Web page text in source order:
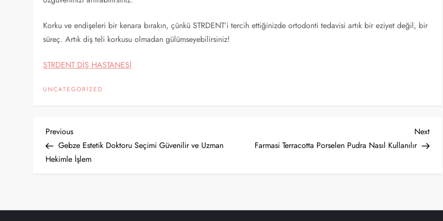
Korku ve endişeleri bir kenara bırakın, çünkü STRDENT’i tercih ettiğinizde ortodonti tedavisi artık bir eziyet değil, bir
süreç. Artık diş teli korkusu olmadan gülümseyebilirsiniz!
STRDENT DİŞ HASTANESİ
UNCATEGORIZED
Y
a
ı
Previous
Post
Previous
Gebze Estetik Doktoru Seçimi Güvenilir ve Uzman
Hekimle İşlem
Post
Next
Farmasi Terracotta Porselen Pudra Nasıl Kullanılır